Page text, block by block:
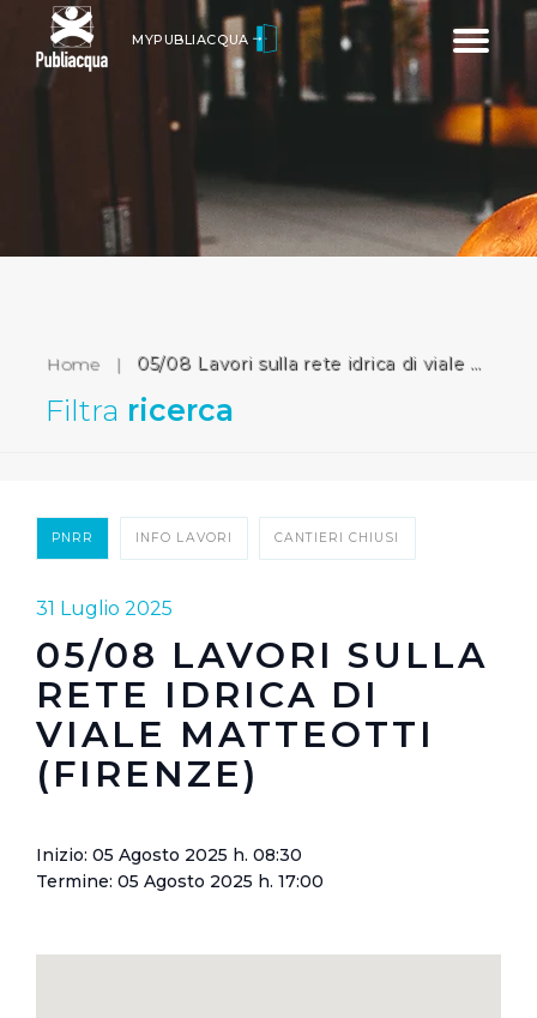
Toggle
MYPUBLIACQUA
Home | 05/08 Lavori sulla rete idrica di viale Matteotti (Firenze)
Filtra ricerca
PNRR INFO LAVORI CANTIERI CHIUSI
31 Luglio 2025
05/08 LAVORI SULLA
RETE IDRICA DI
VIALE MATTEOTTI
(FIRENZE)
Inizio: 05 Agosto 2025 h. 08:30
Termine: 05 Agosto 2025 h. 17:00